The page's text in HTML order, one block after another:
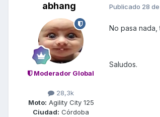
abhang
Moderador Global
28,3k
Moto: Agility City 125
Ciudad: Córdoba
Publicado 28
No pasa
Saludos.